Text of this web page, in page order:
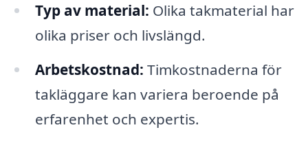
Typ av material: Olika takmaterial har
olika priser och livslängd.
Arbetskostnad: Timkostnaderna för
takläggare kan variera beroende på
erfarenhet och expertis.